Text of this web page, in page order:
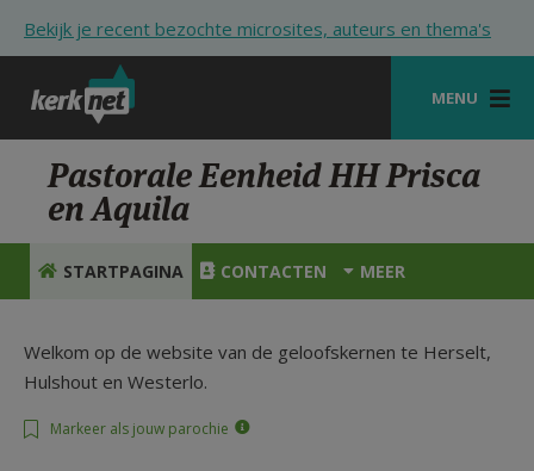
Bekijk je recent bezochte microsites, auteurs en thema's
MENU
STARTPAGINA
KERK
VIERINGEN
ZOEKEN
HULP
Pastorale Eenheid HH Prisca
en Aquila
STARTPAGINA CONTACTEN MEER
Welkom op de website van de geloofskernen te Herselt,
Hulshout en Westerlo.
Markeer als jouw parochie